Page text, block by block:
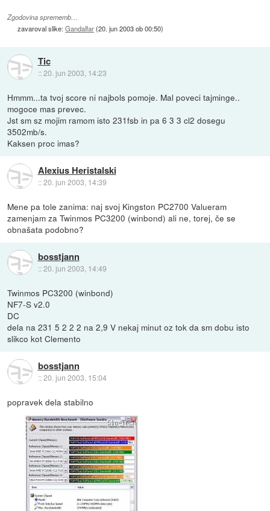
Zgodovina sprememb…
zavaroval slike:Gandalfar(20. jun 2003 ob 00:50)
Tic
::20. jun 2003, 14:23
Hmmm...ta tvoj score ni najbols pomoje. Mal poveci tajminge..
mogoce mas prevec.
Jst sm sz mojim ramom isto 231fsb in pa 6 3 3 cl2 dosegu
3502mb/s.
Kaksen proc imas?
Alexius Heristalski
::20. jun 2003, 14:39
Mene pa tole zanima: naj svoj Kingston PC2700 Valueram
zamenjam za Twinmos PC3200 (winbond) ali ne, torej, če se
obnašata podobno?
bosstjann
::20. jun 2003, 14:49
Twinmos PC3200 (winbond)
NF7-S v2.0
DC
dela na 231 5 2 2 2 na 2,9 V nekaj minut oz tok da sm dobu isto
slikco kot Clemento
bosstjann
::20. jun 2003, 15:04
popravek dela stabilno